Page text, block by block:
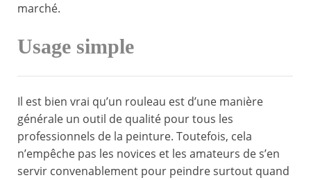
marché.
Usage simple
Il est bien vrai qu’un rouleau est d’une manière
générale un outil de qualité pour tous les
professionnels de la peinture. Toutefois, cela
n’empêche pas les novices et les amateurs de s’en
servir convenablement pour peindre surtout quand